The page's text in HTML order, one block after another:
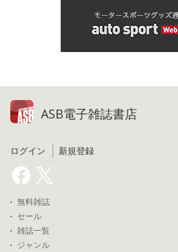
ASB電子雑誌書店
ログイン 新規登録
無料雑誌
セール
雑誌一覧
ジャンル